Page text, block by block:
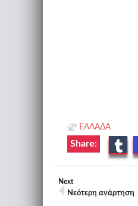
ΕΛΛΑΔΑ
Share:
Next
Νεότερη ανάρτηση